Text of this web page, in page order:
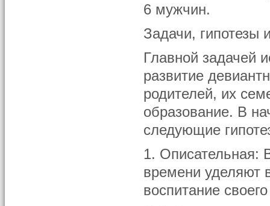
6 мужчин.
Задачи, гипотезы
Главной задачей
развитие
родителей, их
образование. В
следующие
1. Описательная:
времени уделяют
воспитание